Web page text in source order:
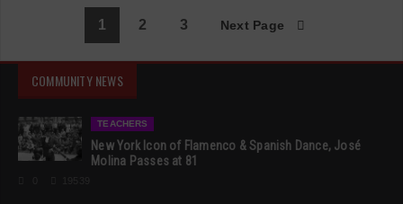
1 2 3 Next Page
COMMUNITY NEWS
TEACHERS
New York Icon of Flamenco & Spanish Dance, José
Molina Passes at 81